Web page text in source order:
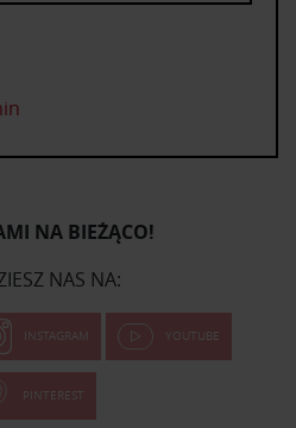
NA BIEŻĄCO!
NAS NA:
INSTAGRAM YOUTUBE
PINTEREST